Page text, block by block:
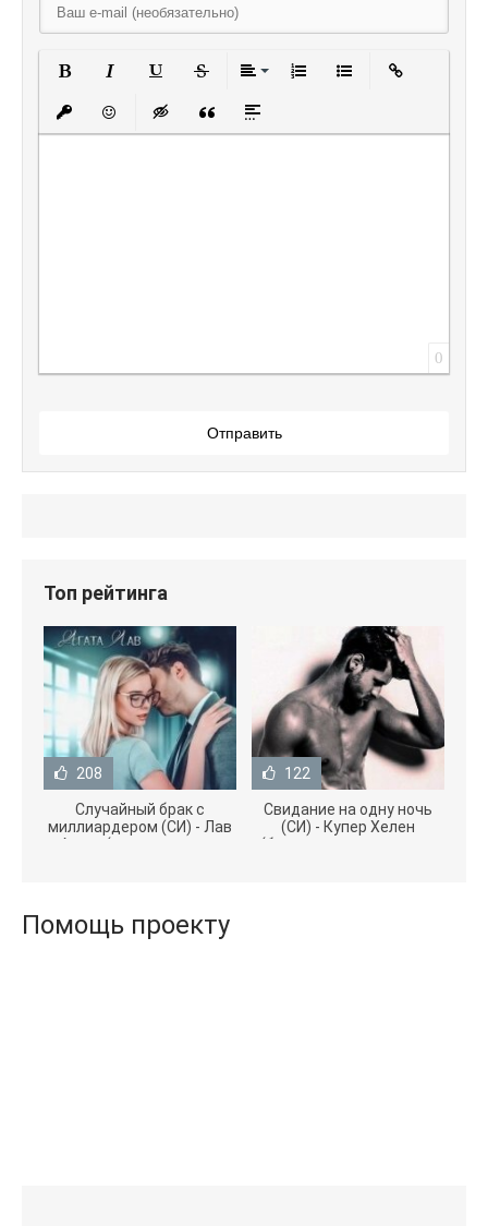
Полужирный
Курсив
Вставить защищенную ссылку
Вставить смайлик
Вставка скрытого текста
Вставка цитаты
Вставка спойлера
0
Отправить
Топ рейтинга
208
Случайный брак с
миллиардером (СИ) - Лав
Агата (полная версия
122
Свидание на одну ночь
(СИ) - Купер Хелен
(бесплатные серии книг
Помощь проекту